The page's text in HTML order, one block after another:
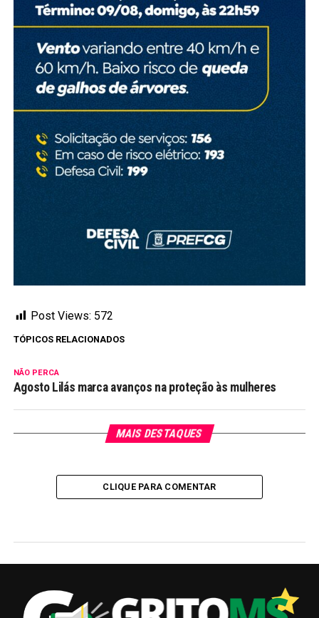
Post Views: 572
TÓPICOS RELACIONADOS
NÃO PERCA
Agosto Lilás marca avanços na proteção às mulheres
MAIS DESTAQUES
CLIQUE PARA COMENTAR